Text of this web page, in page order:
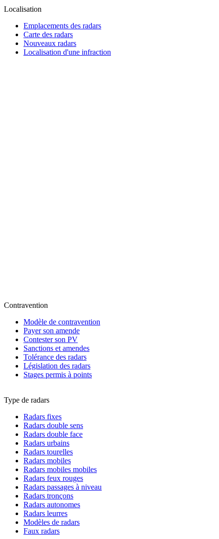
Localisation
Emplacements des radars
Carte des radars
Nouveaux radars
Localisation d'une infraction
Contravention
Modèle de contravention
Payer son amende
Contester son PV
Sanctions et amendes
Tolérance des radars
Législation des radars
Stages permis à points
Type de radars
Radars fixes
Radars double sens
Radars double face
Radars urbains
Radars tourelles
Radars mobiles
Radars mobiles mobiles
Radars feux rouges
Radars passages à niveau
Radars tronçons
Radars autonomes
Radars leurres
Modèles de radars
Faux radars